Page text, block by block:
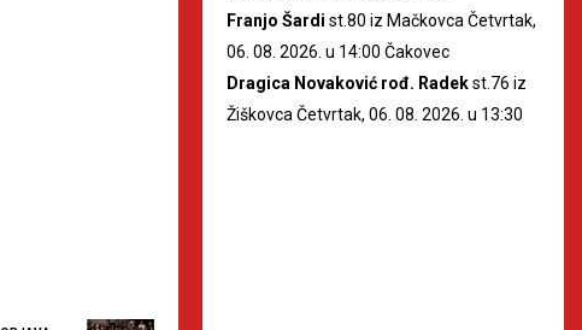
Franjo Šardi st.80 iz Mačkovca Četvrtak,
06. 08. 2026. u 14:00 Čakovec
Dragica Novaković rođ. Radekst.76 iz
Žiškovca Četvrtak, 06. 08. 2026. u 13:30